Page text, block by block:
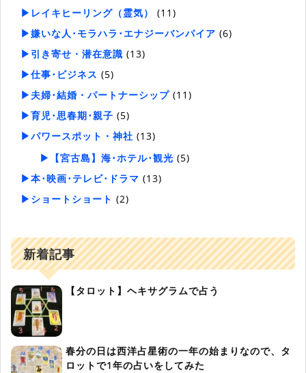
▶レイキヒーリング（霊気）
(11)
▶嫌いな人･モラハラ･エナジーバンパイア (6)
▶引き寄せ・潜在意識 (13)
▶仕事･ビジネス (5)
▶夫婦･結婚・パートナーシップ (11)
▶育児･思春期･親子 (5)
▶パワースポット・神社 (13)
▶【宮古島】海･ホテル･観光 (5)
▶本･映画･テレビ･ドラマ (13)
▶ショートショート (2)
新着記事
【タロット】ヘキサグラムで占う
春分の日は西洋占星術の一年の始まりなので、タ
ロットで1年の占いをしてみた